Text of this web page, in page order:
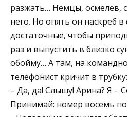
разжать… Немцы, осмелев,
него. Но опять он наскреб в
достаточные, чтобы
раз и выпустить в близко
обойму… А там, на
телефонист кричит в трубку:
– Да, да! Слышу! Арина? Я –
Принимай: номер восемь